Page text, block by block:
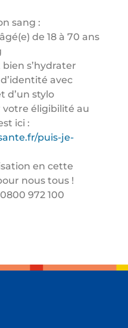
sang :
de 18 à 70 ans
s’hydrater
avec
d’un stylo
votre éligibilité au
ici :
puis-je-
en cette
nous tous !
972 100